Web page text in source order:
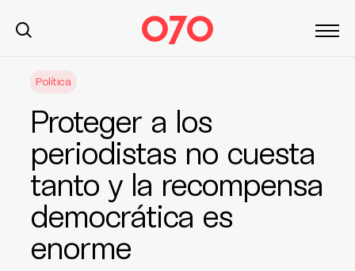
Política
Proteger a los
periodistas no cuesta
tanto y la recompensa
democrática es
enorme